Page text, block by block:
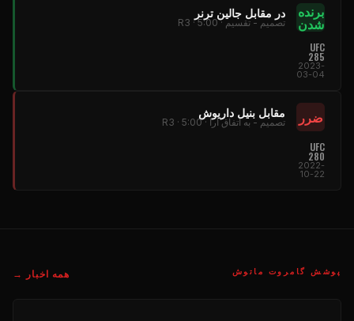
برنده
شدن
در مقابل جالین ترنر
تصمیم - تقسیم · R3 · 5:00
UFC
285
2023-
03-04
ضرر مقابل بنیل داریوش
تصمیم - به اتفاق آرا · R3 · 5:00
UFC
280
2022-
10-22
پوشش گامروت ماتوش همه اخبار →